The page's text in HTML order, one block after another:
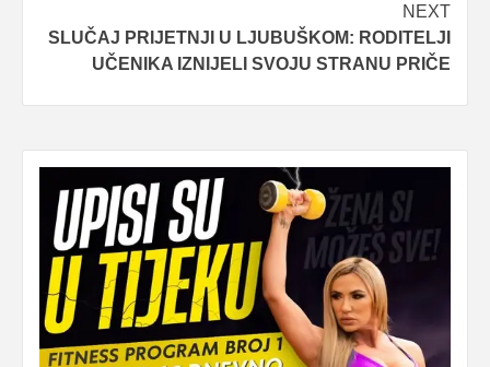
NEXT
SLUČAJ PRIJETNJI U LJUBUŠKOM: RODITELJI
UČENIKA IZNIJELI SVOJU STRANU PRIČE